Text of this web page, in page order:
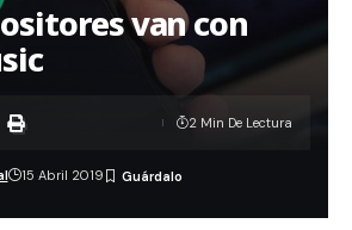
van con
15 Abril 2019
2 Min De Lectura